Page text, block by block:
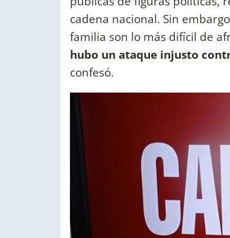
cadena nacional. Sin
familia son lo más difícil de
hubo un ataque injusto
confesó.